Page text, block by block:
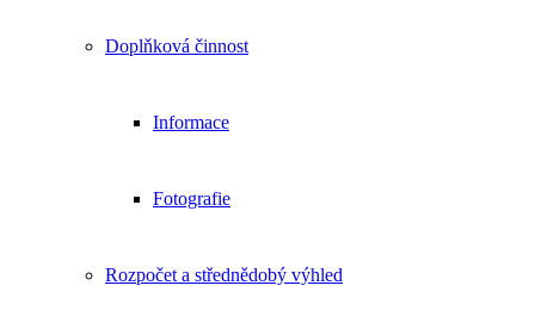
Doplňková činnost
Informace
Fotografie
Rozpočet a střednědobý výhled